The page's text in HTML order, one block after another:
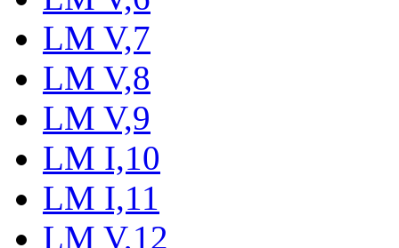
LM V,7
LM V,8
LM V,9
LM I,10
LM I,11
LM V,12